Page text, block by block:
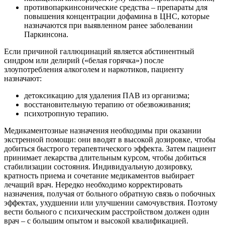
противопаркинсонические средства – препараты для
повышения концентрации дофамина в ЦНС, которые
назначаются при выявленном ранее заболевании
Паркинсона.
Если причиной галлюцинаций является абстинентный
синдром или делирий («белая горячка») после
злоупотребления алкоголем и наркотиков, пациенту
назначают:
детоксикацию для удаления ПАВ из организма;
восстановительную терапию от обезвоживания;
психотропную терапию.
Медикаментозные назначения необходимы при оказании
экстренной помощи: они вводят в высокой дозировке, чтобы
добиться быстрого терапевтического эффекта. Затем пациент
принимает лекарства длительным курсом, чтобы добиться
стабилизации состояния. Индивидуальную дозировку,
кратность приема и сочетание медикаментов выбирает
лечащий врач. Нередко необходимо корректировать
назначения, получая от больного обратную связь о побочных
эффектах, ухудшении или улучшении самочувствия. Поэтому
вести больного с психическим расстройством должен один
врач – с большим опытом и высокой квалификацией.